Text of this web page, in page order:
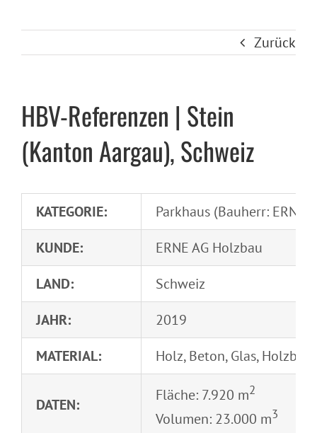
Zurück
HBV-Referenzen | Stein
(Kanton Aargau), Schweiz
KATEGORIE:
Parkhaus (Bauherr: ERNE
KUNDE:
ERNE AG Holzbau
LAND:
Schweiz
JAHR:
2019
MATERIAL:
Holz, Beton, Glas,
DATEN:
Fläche: 7.920 m2
Volumen: 23.000 m3